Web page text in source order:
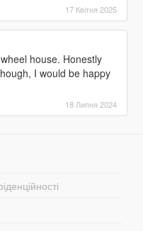
17 Квітня 2025
house. Honestly
I would be happy
18 Липня 2024